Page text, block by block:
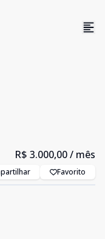
R$ 3.000,00/ mês
Favorito